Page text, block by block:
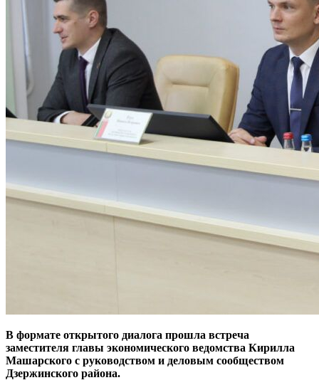
В формате открытого диалога прошла встреча
заместителя главы экономического ведомства Кирилла
Машарского с руководством и деловым сообществом
Дзержинского района.